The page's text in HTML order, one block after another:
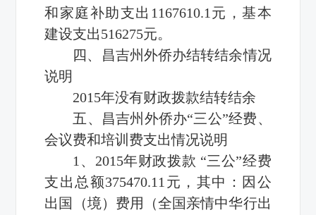
和家庭补助支出1167610.1元，基本
建设支出516275元。
四、昌吉州外侨办结转结余情况
说明
2015年没有财政拨款结转结余
五、昌吉州外侨办“三公”经费、
会议费和培训费支出情况说明
1、2015年财政拨款 “三公”经费
支出总额375470.11元，其中：因公
出国（境）费用（全国亲情中华行出